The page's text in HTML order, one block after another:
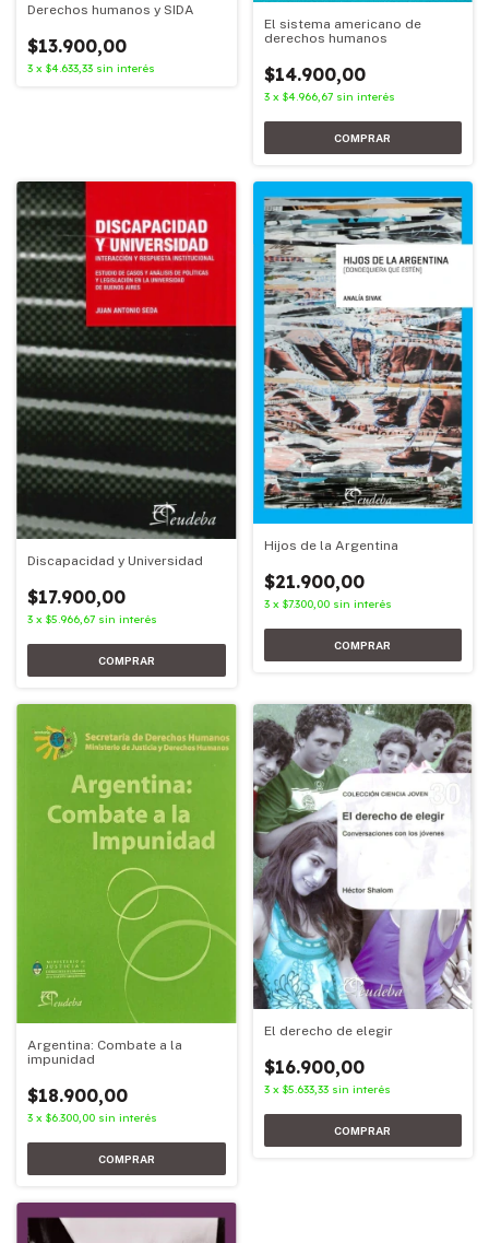
Derechos humanos y SIDA
$13.900,00
3 x $4.633,33 sin interés
El sistema americano de
derechos humanos
$14.900,00
3 x $4.966,67 sin interés
Discapacidad y Universidad
$17.900,00
3 x $5.966,67 sin interés
Hijos de la Argentina
$21.900,00
3 x $7.300,00 sin interés
Argentina: Combate a la
impunidad
$18.900,00
3 x $6.300,00 sin interés
El derecho de elegir
$16.900,00
3 x $5.633,33 sin interés